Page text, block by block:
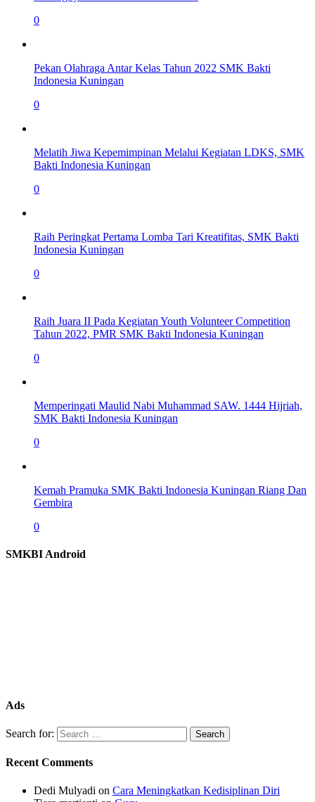
0
Pekan Olahraga Antar Kelas Tahun 2022 SMK Bakti
Indonesia Kuningan
0
Melatih Jiwa Kepemimpinan Melalui Kegiatan LDKS, SMK
Bakti Indonesia Kuningan
0
Raih Peringkat Pertama Lomba Tari Kreatifitas, SMK Bakti
Indonesia Kuningan
0
Raih Juara II Pada Kegiatan Youth Volunteer Competition
Tahun 2022, PMR SMK Bakti Indonesia Kuningan
0
Memperingati Maulid Nabi Muhammad SAW. 1444 Hijriah,
SMK Bakti Indonesia Kuningan
0
Kemah Pramuka SMK Bakti Indonesia Kuningan Riang Dan
Gembira
0
SMKBI Android
Ads
Search for:
Recent Comments
Dedi Mulyadi on Cara Meningkatkan Kedisiplinan Diri